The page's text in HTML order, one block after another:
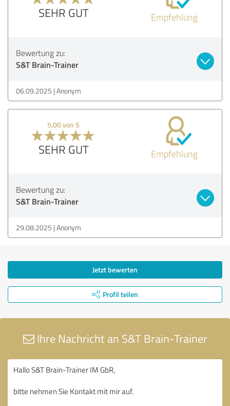
SEHR GUT Empfehlung
Bewertung zu:
S&T Brain-Trainer
06.09.2025 Anonym
5,00 von 5
SEHR GUT Empfehlung
Bewertung zu:
S&T Brain-Trainer
29.08.2025 Anonym
Jetzt bewerten
Profil teilen
Ihre Nachricht an S&T Brain-Trainer